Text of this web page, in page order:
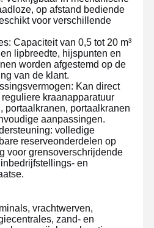
op afstand bediende
voor verschillende
Capaciteit van 0,5 tot 20 m³
lipbreedte, hijspunten en
worden afgestemd op de
van de klant.
Kan direct
kraanapparatuur
portaalkranen, portaalkranen
aanpassingen.
volledige
reserveonderdelen op
voor grensoverschrijdende
en
vrachtwerven,
zand- en